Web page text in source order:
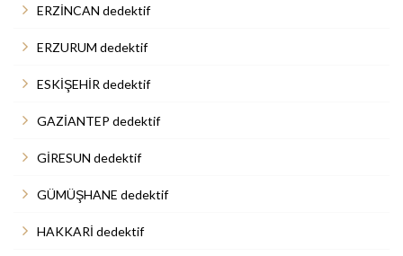
ERZİNCAN dedektif
ERZURUM dedektif
ESKİŞEHİR dedektif
GAZİANTEP dedektif
GİRESUN dedektif
GÜMÜŞHANE dedektif
HAKKARİ dedektif